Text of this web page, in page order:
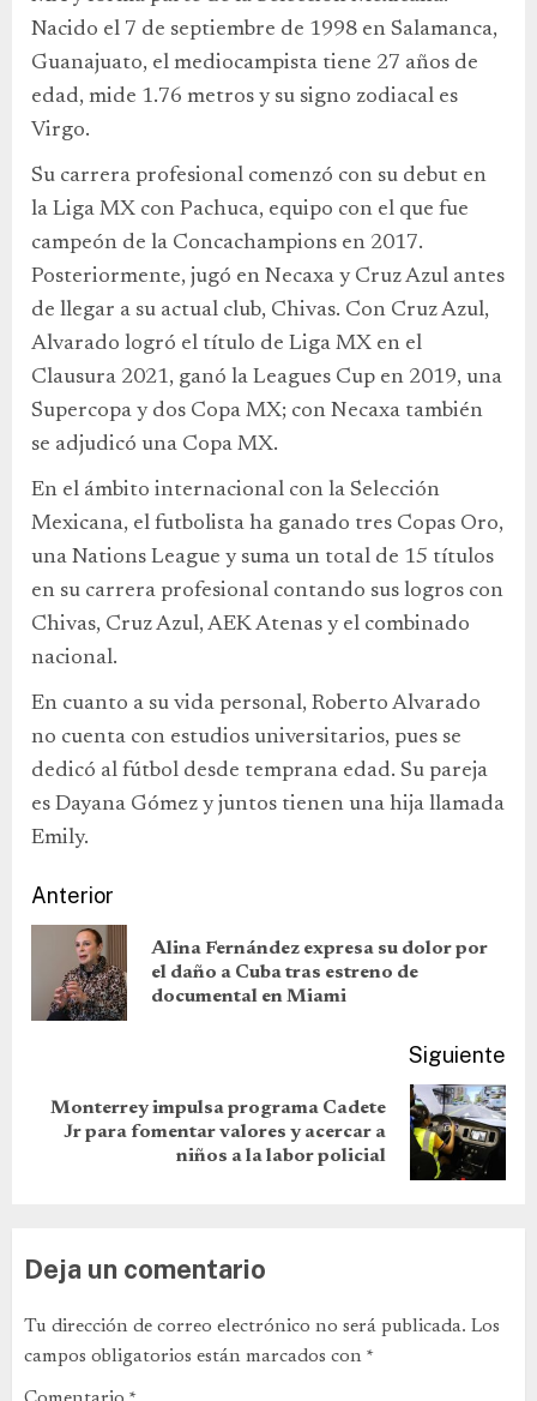
Nacido el 7 de septiembre de 1998 en Salamanca,
Guanajuato, el mediocampista tiene 27 años de
edad, mide 1.76 metros y su signo zodiacal es
Virgo.
Su carrera profesional comenzó con su debut en
la Liga MX con Pachuca, equipo con el que fue
campeón de la Concachampions en 2017.
Posteriormente, jugó en Necaxa y Cruz Azul antes
de llegar a su actual club, Chivas. Con Cruz Azul,
Alvarado logró el título de Liga MX en el
Clausura 2021, ganó la Leagues Cup en 2019, una
Supercopa y dos Copa MX; con Necaxa también
se adjudicó una Copa MX.
En el ámbito internacional con la Selección
Mexicana, el futbolista ha ganado tres Copas Oro,
una Nations League y suma un total de 15 títulos
en su carrera profesional contando sus logros con
Chivas, Cruz Azul, AEK Atenas y el combinado
nacional.
En cuanto a su vida personal, Roberto Alvarado
no cuenta con estudios universitarios, pues se
dedicó al fútbol desde temprana edad. Su pareja
es Dayana Gómez y juntos tienen una hija llamada
Emily.
Anterior
Alina Fernández expresa su dolor por
el daño a Cuba tras estreno de
documental en Miami
Siguiente
Monterrey impulsa programa Cadete
Jr para fomentar valores y acercar a
niños a la labor policial
Deja un comentario
Tu dirección de correo electrónico no será publicada. Los
campos obligatorios están marcados con *